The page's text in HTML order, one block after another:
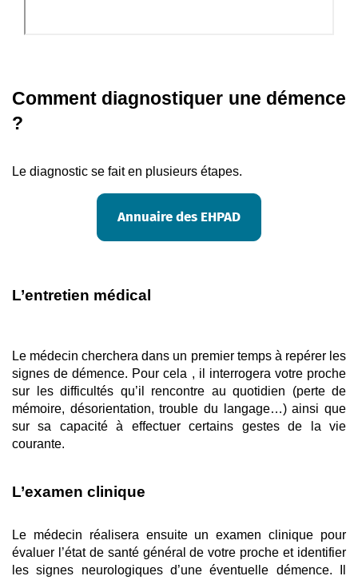
Comment diagnostiquer une démence
?
Le diagnostic se fait en plusieurs étapes.
Annuaire des EHPAD
L’entretien médical
Le médecin cherchera dans un premier temps à repérer les
signes de démence. Pour cela , il interrogera votre proche
sur les difficultés qu’il rencontre au quotidien (perte de
mémoire, désorientation, trouble du langage…) ainsi que
sur sa capacité à effectuer certains gestes de la vie
courante.
L’examen clinique
Le médecin réalisera ensuite un examen clinique pour
évaluer l’état de santé général de votre proche et identifier
les signes neurologiques d’une éventuelle démence. Il